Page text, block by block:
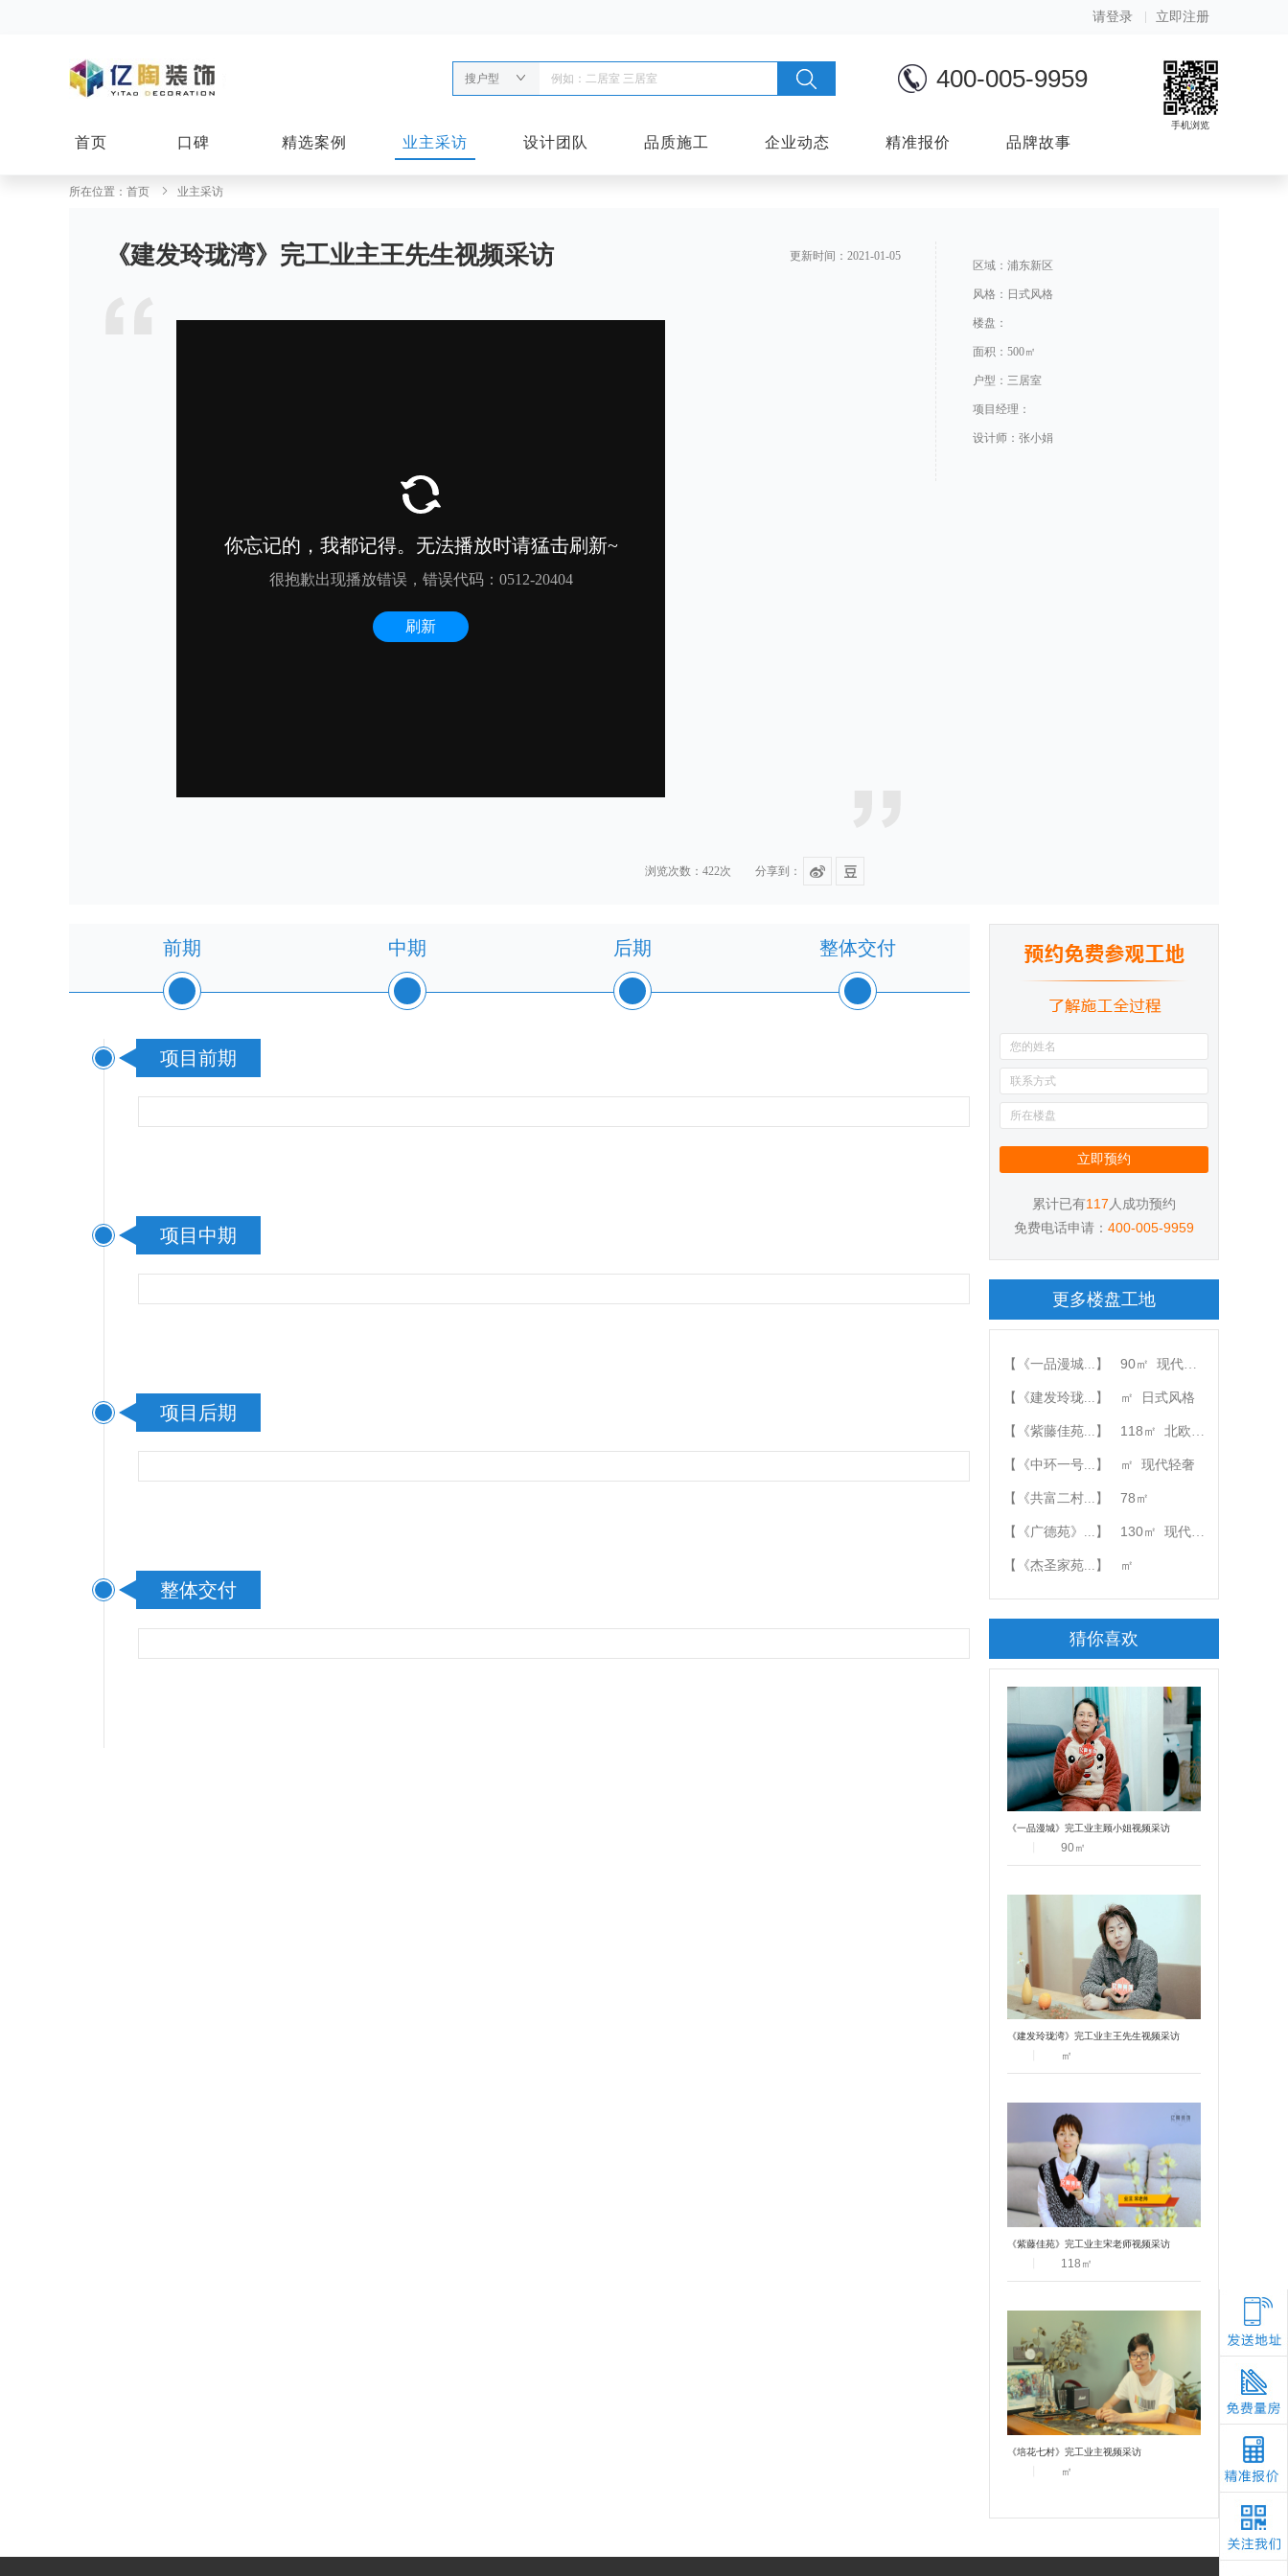
请登录 立即注册
手机浏览
搜户型 400-005-9959
首页 口碑 精选案例 业主采访 设计团队 品质施工 企业动态 精准报价 品牌故事
所在位置： 首页 业主采访
《建发玲珑湾》完工业主王先生视频采访 更新时间：2021-01-05
分享到：
浏览次数：422次
区域：浦东新区
风格：日式风格
楼盘：
面积：500㎡
户型：三居室
项目经理：
设计师：张小娟
前期 中期 后期 整体交付
项目前期
项目中期
项目后期
整体交付
累计已有117 人成功预约
免费电话申请： 400-005-9959
更多楼盘工地
【《一品漫城...】 90㎡ 现代轻奢
【《建发玲珑...】 ㎡ 日式风格
【《紫藤佳苑...】 118 ㎡ 北欧风格
【《中环一号...】 ㎡ 现代轻奢
【《共富二村...】 78 ㎡
【《广德苑》...】 130㎡ 现代简约
【《杰圣家苑...】 ㎡
猜你喜欢
《一品漫城》完工业主顾小姐视频采访
90㎡
《建发玲珑湾》完工业主王先生视频采访
㎡
《紫藤佳苑》完工业主宋老师视频采访
118 ㎡
《培花七村》完工业主视频采访
㎡